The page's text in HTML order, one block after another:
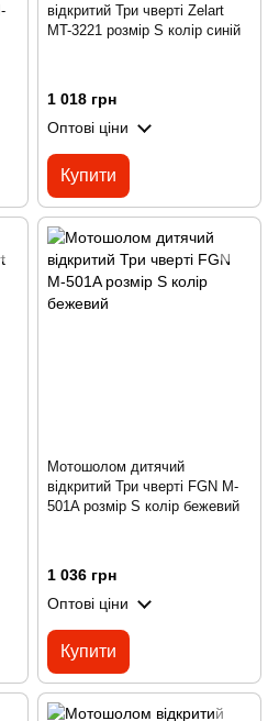
відкритий Три чверті Zelart
MT-3221 розмір S колір синій
1 018 грн
Оптові ціни
Купити
Мотошолом дитячий
відкритий Три чверті FGN M-
501A розмір S колір бежевий
1 036 грн
Оптові ціни
Купити